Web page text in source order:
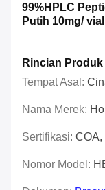
99%HPLC
Putih 10mg/
Rincian Produk
Tempat Asal:
Nama Merek:
Sertifikasi: COA,
Nomor Model: